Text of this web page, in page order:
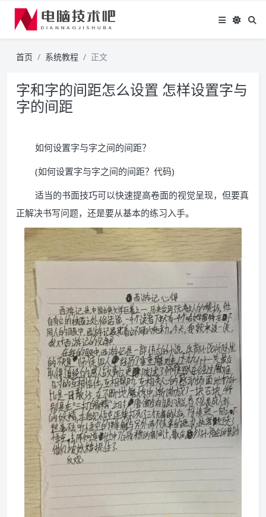
首页 系统教程 正文
字和字的间距怎么设置 怎样设置字与
字的间距
如何设置字与字之间的间距？
(如何设置字与字之间的间距？代码)
适当的书面技巧可以快速提高卷面的视觉呈现，但要真
正解决书写问题，还是要从基本的练习入手。